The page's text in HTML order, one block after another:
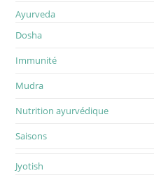
Ayurveda
Dosha
Immunité
Mudra
Nutrition ayurvédique
Saisons
Jyotish